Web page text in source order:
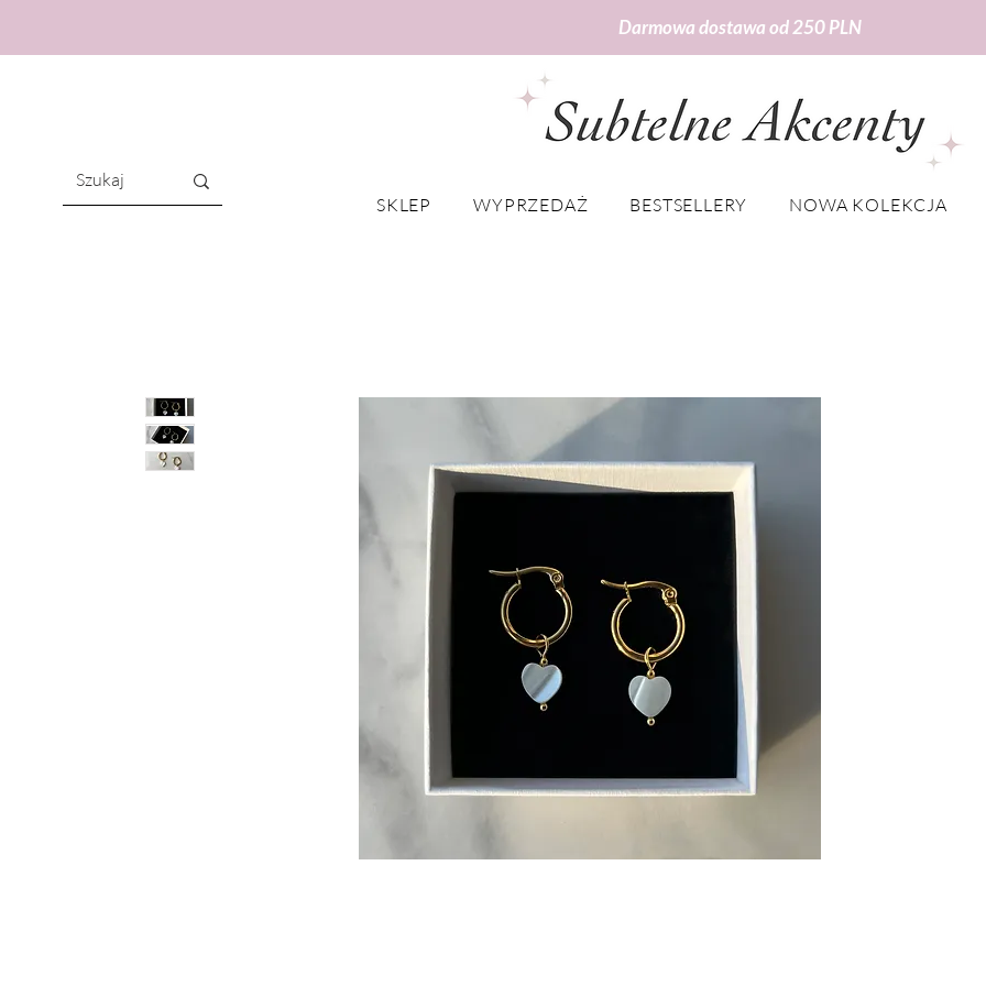
Darmowa dostawa od 250 PLN
SKLEP
WYPRZEDAŻ BESTSELLERY NOWA KOLEKCJA